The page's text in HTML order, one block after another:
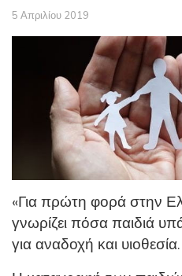
5 Απριλίου 2019
«Για πρώτη φορά στην
γνωρίζει πόσα παιδιά
για αναδοχή και υιοθεσία.